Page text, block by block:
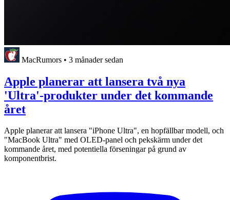
MacRumors • 3 månader sedan
Apple planerar att lansera två nya
'Ultra'-produkter under det kommande
året
Apple planerar att lansera "iPhone Ultra", en hopfällbar modell, och
"MacBook Ultra" med OLED-panel och pekskärm under det
kommande året, med potentiella förseningar på grund av
komponentbrist.